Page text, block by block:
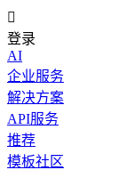

登录
AI
企业服务
解决方案
API服务
推荐
模板社区